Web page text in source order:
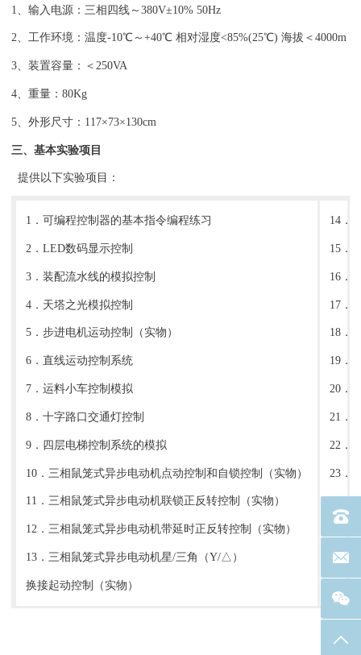
1、输入电源：三相四线～380V±10% 50Hz
2、工作环境：温度-10℃～+40℃ 相对湿度<85%(25℃) 海拔＜4000m
3、装置容量：＜250VA
4、重量：80Kg
5、外形尺寸：117×73×130cm
三、基本实验项目
提供以下实验项目：
1．可编程控制器的基本指令编程练习
2．LED数码显示控制
3．装配流水线的模拟控制
4．天塔之光模拟控制
5．步进电机运动控制（实物）
6．直线运动控制系统
7．运料小车控制模拟
8．十字路口交通灯控制
9．四层电梯控制系统的模拟
10．三相鼠笼式异步电动机点动控制和自锁控制（实物）
11．三相鼠笼式异步电动机联锁正反转控制（实物）
12．三相鼠笼式异步电动机带延时正反转控制（实物）
13．三相鼠笼式异步电动机星/三角（Y/△）
换接起动控制（实物）
14．
15．
16．
17．
18．
19．
20．
21．
22．
23．
25．
电话
联系
返回